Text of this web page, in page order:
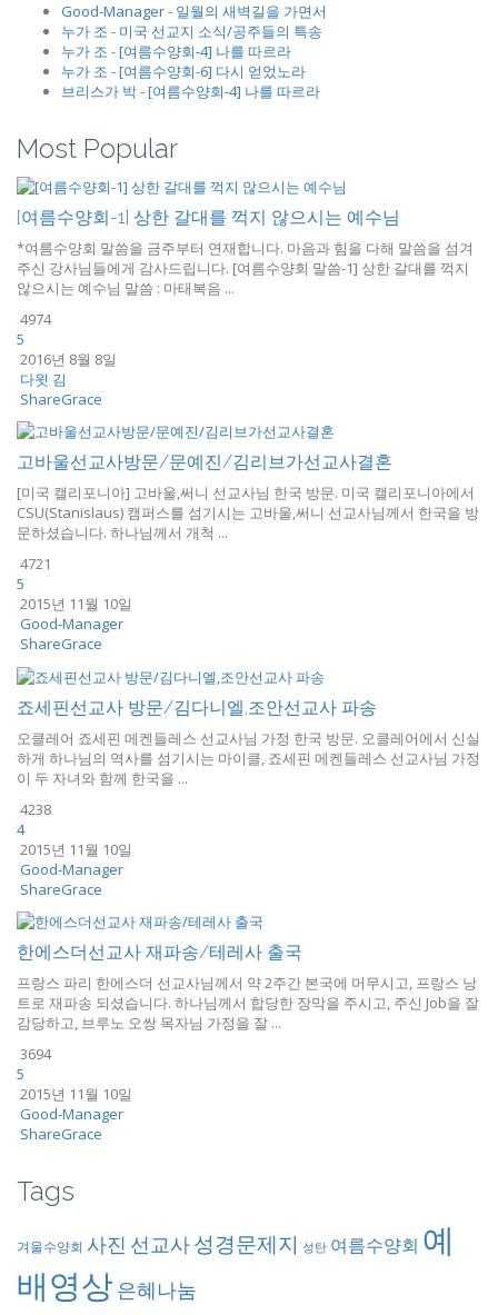
Good-Manager- 일월의 새벽길을 가면서
누가 조 - 미국 선교지 소식/공주들의 특송
누가 조 -[여름수양회-4] 나를 따르라
누가 조 -[여름수양회-6] 다시 얻었노라
브리스가 박-[여름수양회-4] 나를 따르라
Most Popular
[여름수양회-1] 상한 갈대를 꺽지 않으시는 예수님
*여름수양회 말씀을 금주부터 연재합니다. 마음과 힘을 다해 말씀을 섬겨
주신 강사님들에게 감사드립니다. [여름수양회 말씀-1] 상한 갈대를 꺽지
않으시는 예수님 말씀 : 마태복음 ...
4974
5
2016년 8월 8일
다윗 김
ShareGrace
고바울선교사방문/문예진/김리브가선교사결혼
[미국 캘리포니아] 고바울,써니 선교사님 한국 방문. 미국 캘리포니아에서
CSU(Stanislaus) 캠퍼스를 섬기시는 고바울,써니 선교사님께서 한국을 방
문하셨습니다. 하나님께서 개척 ...
4721
5
2015년 11월 10일
Good-Manager
ShareGrace
죠세핀선교사 방문/김다니엘,조안선교사 파송
오클레어 죠세핀 메켄들레스 선교사님 가정 한국 방문. 오클레어에서 신실
하게 하나님의 역사를 섬기시는 마이클, 죠세핀 메켄들레스 선교사님 가정
이 두 자녀와 함께 한국을 ...
4238
4
2015년 11월 10일
Good-Manager
ShareGrace
한에스더선교사 재파송/테레사 출국
프랑스 파리 한에스더 선교사님께서 약 2주간 본국에 머무시고, 프랑스 낭
트로 재파송 되셨습니다. 하나님께서 합당한 장막을 주시고, 주신 Job을 잘
감당하고, 브루노 오쌍 목자님 가정을 잘 ...
3694
5
2015년 11월 10일
Good-Manager
ShareGrace
Tags
겨울수양회 사진 선교사성경문제지 성탄 여름수양회 예
배영상은혜나눔